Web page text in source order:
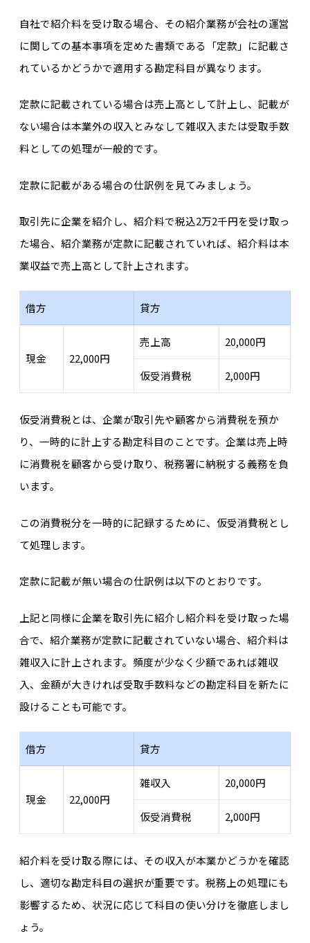
自社で紹介料を受け取る場合、 その紹介業務が会社の運営
に関しての基本事項を定めた書類である「定款」に記載さ
れているかどうかで適用する勘定科目が異なります。
定款に記載されている場合は売上高として計上し、記載が
ない場合は本業外の収入とみなして雑収入または受取手数
料としての処理が一般的です。
定款に記載がある場合の仕訳例を見てみましょう。
取引先に企業を紹介し、紹介料で税込2万2千円を受け取っ
た場合、紹介業務が定款に記載されていれば、紹介料は本
業収益で売上高として計上されます。
借方 貸方
現金 22,000円
売上高 20,000円
仮受消費税 2,000円
仮受消費税とは、企業が取引先や顧客から消費税を預か
り、一時的に計上する勘定科目のことです。企業は売上時
に消費税を顧客から受け取り、税務署に納税する義務を負
います。
この消費税分を一時的に記録するために、仮受消費税とし
て処理します。
定款に記載が無い場合の仕訳例は以下のとおりです。
上記と同様に企業を取引先に紹介し紹介料を受け取った場
合で、紹介業務が定款に記載されていない場合、紹介料は
雑収入に計上されます。頻度が少なく少額であれば雑収
入、金額が大きければ受取手数料などの勘定科目を新たに
設けることも可能です。
借方 貸方
現金 22,000円
雑収入 20,000円
仮受消費税 2,000円
紹介料を受け取る際には、その収入が本業かどうかを確認
し、適切な勘定科目の選択が重要です。税務上の処理にも
影響するため、状況に応じて科目の使い分けを徹底しまし
ょう。